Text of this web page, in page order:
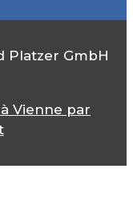
Platzer GmbH
Vienne par